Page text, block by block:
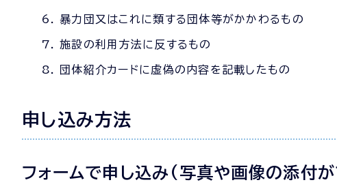
暴力団又はこれに類する団体等がかかわるもの
施設の利用方法に反するもの
団体紹介カードに虚偽の内容を記載したもの
申し込み方法
フォームで申し込み(写真や画像の添付